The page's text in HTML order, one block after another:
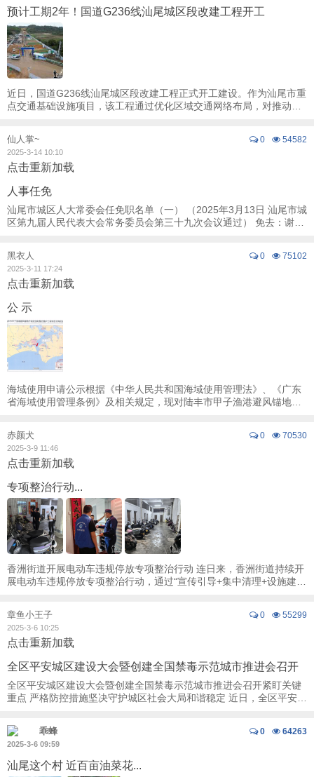
预计工期2年！国道G236线汕尾城区段改建工程开工
近日，国道G236线汕尾城区段改建工程正式开工建设。作为汕尾市重
点交通基础设施项目，该工程通过优化区域交通网络布局，对推动城
0 54582
仙人掌~
2025-3-14 10:10
点击重新加载
人事任免
汕尾市城区人大常委会任免职名单（一） （2025年3月13日 汕尾市城
区第九届人民代表大会常务委员会第三十九次会议通过） 免去：谢晓
0 75102
黑衣人
2025-3-11 17:24
点击重新加载
公 示
海域使用申请公示根据《中华人民共和国海域使用管理法》、《广东
省海域使用管理条例》及相关规定，现对陆丰市甲子渔港避风锚地升
0 70530
赤颜犬
2025-3-9 11:46
点击重新加载
专项整治行动...
香洲街道开展电动车违规停放专项整治行动 连日来，香洲街道持续开
展电动车违规停放专项整治行动，通过“宣传引导+集中清理+设施建
0 55299
章鱼小王子
2025-3-6 10:25
点击重新加载
全区平安城区建设大会暨创建全国禁毒示范城市推进会召开
全区平安城区建设大会暨创建全国禁毒示范城市推进会召开紧盯关键
重点 严格防控措施坚决守护城区社会大局和谐稳定 近日，全区平安城
0 64263
乖蜂
2025-3-6 09:59
汕尾这个村 近百亩油菜花...